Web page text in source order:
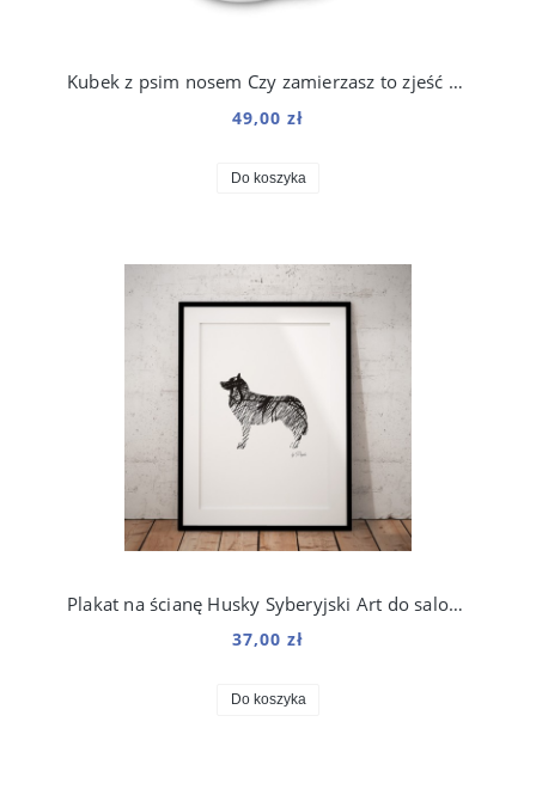
Kubek z psim nosem Czy zamierzasz to zjeść 250 ml
49,00 zł
Do koszyka
Plakat na ścianę Husky Syberyjski Art do salonu
37,00 zł
Do koszyka